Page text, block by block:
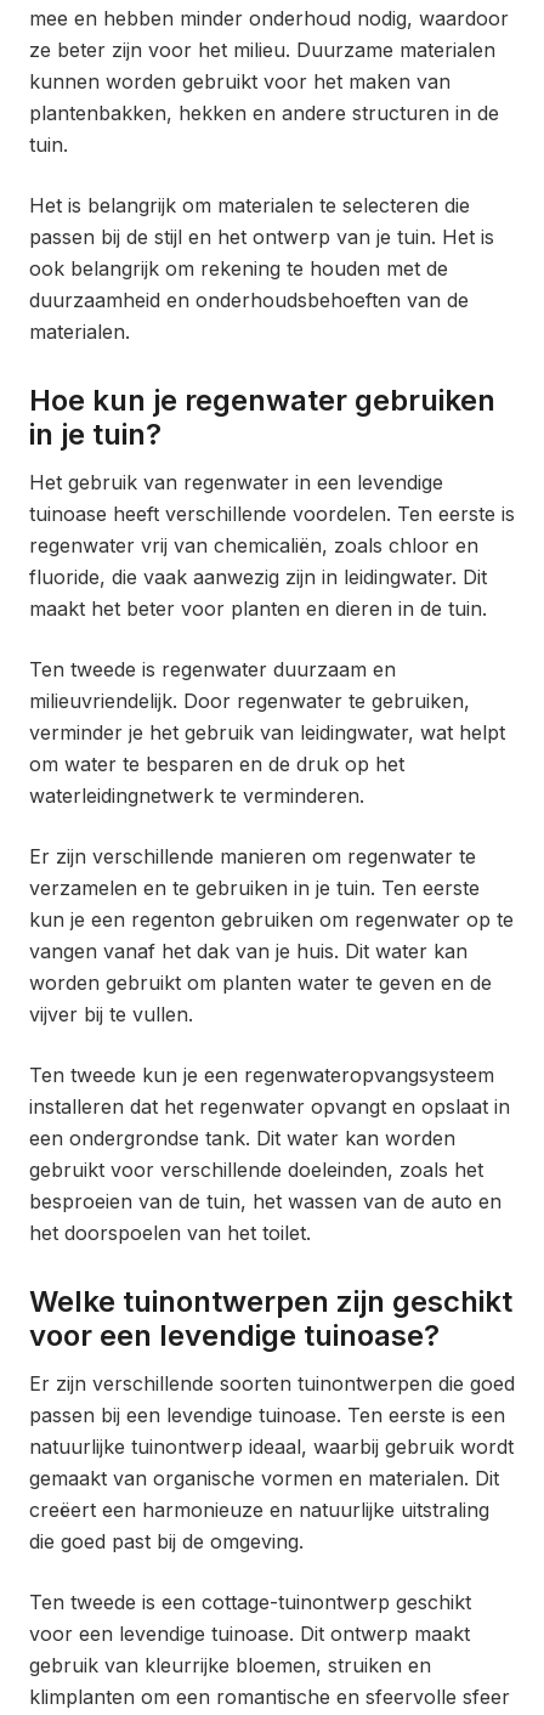
mee en hebben minder onderhoud nodig, waardoor
ze beter zijn voor het milieu. Duurzame materialen
kunnen worden gebruikt voor het maken van
plantenbakken, hekken en andere structuren in de
tuin.
Het is belangrijk om materialen te selecteren die
passen bij de stijl en het ontwerp van je tuin. Het is
ook belangrijk om rekening te houden met de
duurzaamheid en onderhoudsbehoeften van de
materialen.
Hoe kun je regenwater gebruiken
in je tuin?
Het gebruik van regenwater in een levendige
tuinoase heeft verschillende voordelen. Ten eerste is
regenwater vrij van chemicaliën, zoals chloor en
fluoride, die vaak aanwezig zijn in leidingwater. Dit
maakt het beter voor planten en dieren in de tuin.
Ten tweede is regenwater duurzaam en
milieuvriendelijk. Door regenwater te gebruiken,
verminder je het gebruik van leidingwater, wat helpt
om water te besparen en de druk op het
waterleidingnetwerk te verminderen.
Er zijn verschillende manieren om regenwater te
verzamelen en te gebruiken in je tuin. Ten eerste
kun je een regenton gebruiken om regenwater op te
vangen vanaf het dak van je huis. Dit water kan
worden gebruikt om planten water te geven en de
vijver bij te vullen.
Ten tweede kun je een regenwateropvangsysteem
installeren dat het regenwater opvangt en opslaat in
een ondergrondse tank. Dit water kan worden
gebruikt voor verschillende doeleinden, zoals het
besproeien van de tuin, het wassen van de auto en
het doorspoelen van het toilet.
Welke tuinontwerpen zijn geschikt
voor een levendige tuinoase?
Er zijn verschillende soorten tuinontwerpen die goed
passen bij een levendige tuinoase. Ten eerste is een
natuurlijke tuinontwerp ideaal, waarbij gebruik wordt
gemaakt van organische vormen en materialen. Dit
creëert een harmonieuze en natuurlijke uitstraling
die goed past bij de omgeving.
Ten tweede is een cottage-tuinontwerp geschikt
voor een levendige tuinoase. Dit ontwerp maakt
gebruik van kleurrijke bloemen, struiken en
klimplanten om een romantische en sfeervolle sfeer